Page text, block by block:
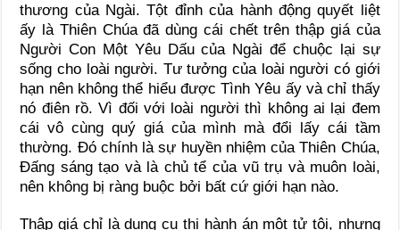
thương của Ngài. Tột đỉnh của hành động quyết liệt
ấy là Thiên Chúa đã dùng cái chết trên thập giá của
Người Con Một Yêu Dấu của Ngài để chuộc lại sự
sống cho loài người. Tư tưởng của loài người có giới
hạn nên không thể hiểu được Tình Yêu ấy và chỉ thấy
nó điên rồ. Vì đối với loài người thì không ai lại đem
cái vô cùng quý giá của mình mà đổi lấy cái tầm
thường. Đó chính là sự huyền nhiệm của Thiên Chúa,
Đấng sáng tạo và là chủ tể của vũ trụ và muôn loài,
nên không bị ràng buộc bởi bất cứ giới hạn nào.
Thập giá chỉ là dụng cụ thi hành án một tử tội, nhưng